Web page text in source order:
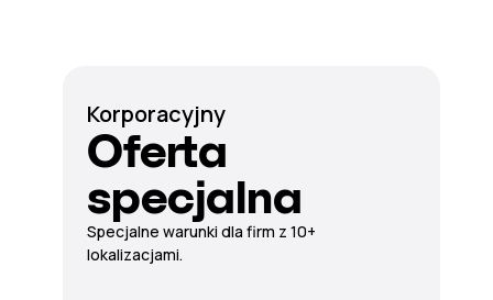
Korporacyjny
Oferta
specjalna
Specjalne warunki dla firm z 10+
lokalizacjami.